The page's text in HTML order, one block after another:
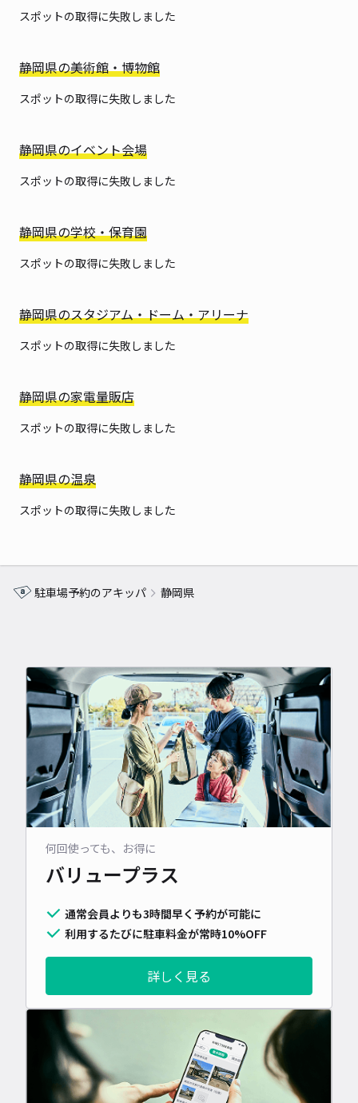
スポットの取得に失敗しました
静岡県の美術館・博物館
スポットの取得に失敗しました
静岡県のイベント会場
スポットの取得に失敗しました
静岡県の学校・保育園
スポットの取得に失敗しました
静岡県のスタジアム・ドーム・アリーナ
スポットの取得に失敗しました
静岡県の家電量販店
スポットの取得に失敗しました
静岡県の温泉
スポットの取得に失敗しました
駐車場予約のアキッパ 静岡県
何回使っても、お得に
バリュープラス
通常会員よりも3時間早く予約が可能に
利用するたびに駐車料金が常時10%OFF
詳しく見る